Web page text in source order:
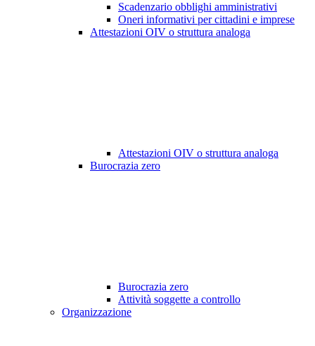
Scadenzario obblighi amministrativi
Oneri informativi per cittadini e imprese
Attestazioni OIV o struttura analoga
Attestazioni OIV o struttura analoga
Burocrazia zero
Burocrazia zero
Attività soggette a controllo
Organizzazione